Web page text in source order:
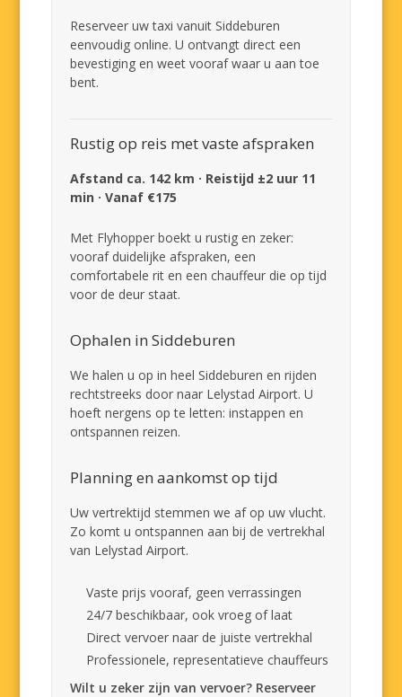
Reserveer uw taxi vanuit Siddeburen
eenvoudig online. U ontvangt direct een
bevestiging en weet vooraf waar u aan toe
bent.
Rustig op reis met vaste afspraken
Afstand ca. 142 km · Reistijd ±2 uur 11
min · Vanaf €175
Met Flyhopper boekt u rustig en zeker:
vooraf duidelijke afspraken, een
comfortabele rit en een chauffeur die op tijd
voor de deur staat.
Ophalen in Siddeburen
We halen u op in heel Siddeburen en rijden
rechtstreeks door naar Lelystad Airport. U
hoeft nergens op te letten: instappen en
ontspannen reizen.
Planning en aankomst op tijd
Uw vertrektijd stemmen we af op uw vlucht.
Zo komt u ontspannen aan bij de vertrekhal
van Lelystad Airport.
Vaste prijs vooraf, geen verrassingen
24/7 beschikbaar, ook vroeg of laat
Direct vervoer naar de juiste vertrekhal
Professionele, representatieve chauffeurs
Wilt u zeker zijn van vervoer? Reserveer